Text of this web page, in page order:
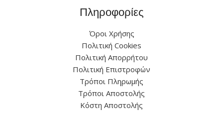
Πληροφορίες
Όροι Χρήσης
Πολιτική Cookies
Πολιτική Απορρήτου
Πολιτική Επιστροφών
Τρόποι Πληρωμής
Τρόποι Αποστολής
Κόστη Αποστολής